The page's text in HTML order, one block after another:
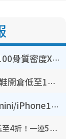
港大推賽馬會強化骨骼計劃！$100骨質密度X光檢查 完成免費運動訓練送超市禮券！附參加資格
開倉優惠 | 尖沙咀海港城名牌波鞋開倉低至1折！On鞋$899起／Joy&Peace鞋履$98起
豐澤優惠勁減低至44折！Mac mini/iPhone17Pro大減價！廚房家電$220起
開倉優惠｜尖沙咀名牌行李箱開倉低至4折！一連5日 American Tourister/ace./Hallmark $200起！